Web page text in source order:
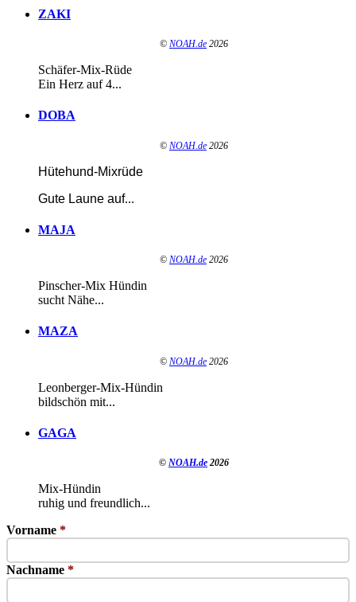
ZAKI
© NOAH.de 2026
Schäfer-Mix-Rüde
Ein Herz auf 4...
DOBA
© NOAH.de 2026
Hütehund-Mixrüde
Gute Laune auf...
MAJA
© NOAH.de 2026
Pinscher-Mix Hündin
sucht Nähe...
MAZA
© NOAH.de 2026
Leonberger-Mix-Hündin
bildschön mit...
GAGA
© NOAH.de 2026
Mix-Hündin
ruhig und freundlich...
Vorname *
Nachname *